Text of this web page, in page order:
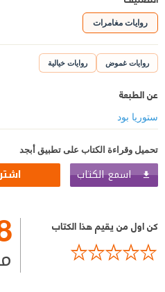
روايات مغامرات
روايات غموض روايات خيالية
عن الطبعة
ستوريا بود
تحميل وقراءة الكتاب على تطبيق أبجد
اسمع الكتاب
كن اول من يقيم هذا الكتاب